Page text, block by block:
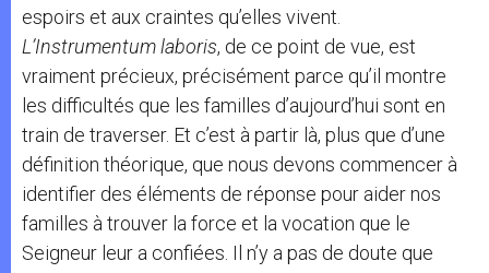
espoirs et aux craintes qu’elles vivent.
L’Instrumentum laboris, de ce point de vue, est
vraiment précieux, précisément parce qu’il montre
les difficultés que les familles d’aujourd’hui sont en
train de traverser. Et c’est à partir là, plus que d’une
définition théorique, que nous devons commencer à
identifier des éléments de réponse pour aider nos
familles à trouver la force et la vocation que le
Seigneur leur a confiées. Il n’y a pas de doute que